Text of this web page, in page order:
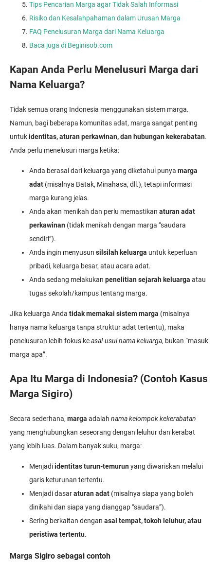
Tips Pencarian Marga agar Tidak Salah Informasi
Risiko dan Kesalahpahaman dalam Urusan Marga
FAQ Penelusuran Marga dari Nama Keluarga
Baca juga di Beginisob.com
Kapan Anda Perlu Menelusuri Marga dari
Nama Keluarga?
Tidak semua orang Indonesia menggunakan sistem marga.
Namun, bagi beberapa komunitas adat, marga sangat penting
untukidentitas, aturan perkawinan, dan hubungan kekerabatan.
Anda perlu menelusuri marga ketika:
Anda berasal dari keluarga yang diketahui punya marga
adat (misalnya Batak, Minahasa, dll.), tetapi informasi
marga kurang jelas.
Anda akan menikah dan perlu memastikan aturan adat
perkawinan (tidak menikah dengan marga “saudara
sendiri”).
Anda ingin menyusun silsilah keluarga untuk keperluan
pribadi, keluarga besar, atau acara adat.
Anda sedang melakukan penelitian sejarah keluarga atau
tugas sekolah/kampus tentang marga.
Jika keluarga Anda tidak memakai sistem marga (misalnya
hanya nama keluarga tanpa struktur adat tertentu), maka
penelusuran lebih fokus keasal-usul nama keluarga, bukan “masuk
marga apa”.
Apa Itu Marga di Indonesia? (Contoh Kasus
Marga Sigiro)
Secara sederhana, marga adalah nama kelompok kekerabatan
yang menghubungkan seseorang dengan leluhur dan kerabat
yang lebih luas. Dalam banyak suku, marga:
Menjadiidentitas turun-temurunyang diwariskan melalui
garis keturunan tertentu.
Menjadi dasaraturan adat (misalnya siapa yang boleh
dinikahi dan siapa yang dianggap “saudara”).
Sering berkaitan dengan asal tempat, tokoh leluhur, atau
peristiwa tertentu.
Marga Sigiro sebagai contoh